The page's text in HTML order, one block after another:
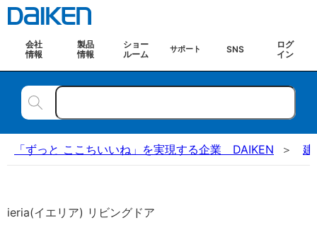
会社
情報
製品
情報
ショー
ルーム
サポート SNS
ログ
イン
「ずっと ここちいいね」を実現する企業 DAIKEN 建
ieria(イエリア) リビングドア